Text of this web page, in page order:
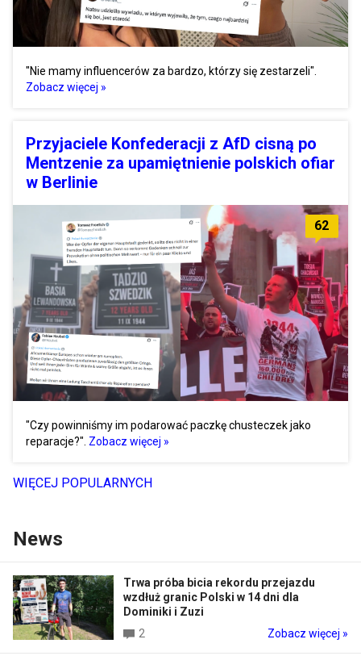
"Nie mamy influencerów za bardzo, którzy się zestarzeli".
Zobacz więcej »
Przyjaciele Konfederacji z AfD cisną po
Mentzenie za upamiętnienie polskich ofiar
w Berlinie
62
"Czy powinniśmy im podarować paczkę chusteczek jako
reparacje?". Zobacz więcej »
WIĘCEJ POPULARNYCH
News
Trwa próba bicia rekordu przejazdu
wzdłuż granic Polski w 14 dni dla
Dominiki i Zuzi
2
Zobacz więcej »